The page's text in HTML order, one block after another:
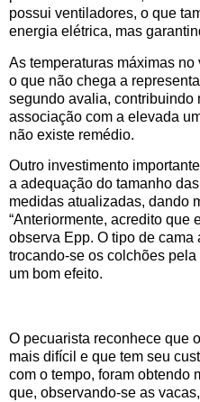
possui ventiladores, o que
energia elétrica, mas
As temperaturas máximas no
o que não chega a
segundo avalia, contribuindo
associação com a elevada
não existe remédio.
Outro investimento
a adequação do tamanho
medidas atualizadas, dando
“Anteriormente, acredito que
observa Epp. O tipo de cama
trocando-se os colchões
um bom efeito.
O pecuarista reconhece que
mais difícil e que tem seu
com o tempo, foram obtendo
que, observando-se as